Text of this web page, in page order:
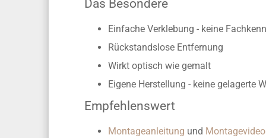
Das Besondere
Einfache Verklebung - keine
Rückstandslose Entfernung
Wirkt optisch wie gemalt
Eigene Herstellung - keine gelagerte
Empfehlenswert
Montageanleitung und Montagevideo